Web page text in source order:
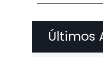
Últimos